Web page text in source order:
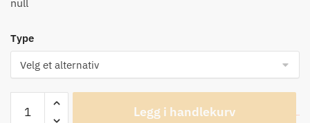
null
Type
Cork
Legg i handlekurv